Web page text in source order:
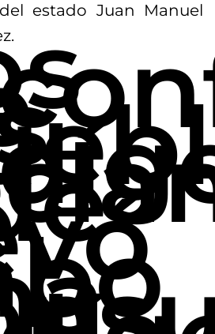
estado Juan Manuel